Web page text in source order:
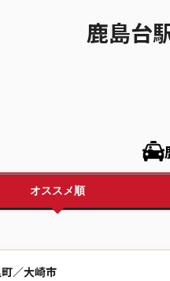
鹿島台
オススメ順
／大崎市